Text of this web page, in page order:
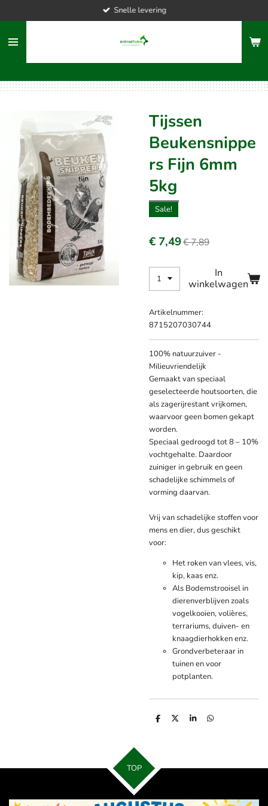
naar
hoofdinhoud
Snelle levering
Tijssen
Beukensnippe
rs Fijn 6mm
5kg
Sale!
€ 7,49€ 7,89
In
winkelwagen
Artikelnummer:
8715207030744
100% natuurzuiver -
Milieuvriendelijk
Gemaakt van speciaal
geselecteerde houtsoorten, die
als zagerijrestant vrijkomen,
waarvoor geen bomen gekapt
worden.
Speciaal gedroogd tot 8 – 10%
vochtgehalte. Daardoor
zuiniger in gebruik en geen
schadelijke schimmels of
vorming daarvan.
Vrij van schadelijke stoffen voor
mens en dier, dus geschikt
voor:
Het roken van vlees, vis,
kip, kaas enz.
Als Bodemstrooisel in
dierenverblijven zoals
vogelkooien, volières,
terrariums, duiven- en
knaagdierhokken enz.
Grondverbeteraar in
tuinen en voor
potplanten.
D
D
S
D
TOP